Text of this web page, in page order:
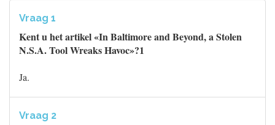
Vraag 1
Kent u het artikel «In Baltimore and Beyond, a Stolen
N.S.A. Tool Wreaks Havoc»?1
Ja.
Vraag 2